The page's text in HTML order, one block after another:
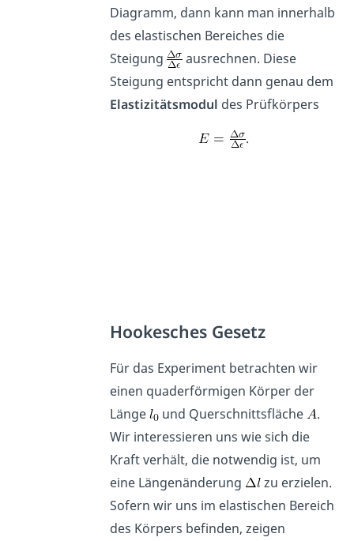
Diagramm, dann kann man innerhalb
des elastischen Bereiches die
Steigung
ausrechnen. Diese
Steigung entspricht dann genau dem
Elastizitätsmodul des Prüfkörpers
.
Hookesches Gesetz
Für das Experiment betrachten wir
einen quaderförmigen Körper der
Länge
und Querschnittsfläche
.
Wir interessieren uns wie sich die
Kraft verhält, die notwendig ist, um
eine Längenänderung
zu erzielen.
Sofern wir uns im elastischen Bereich
des Körpers befinden, zeigen